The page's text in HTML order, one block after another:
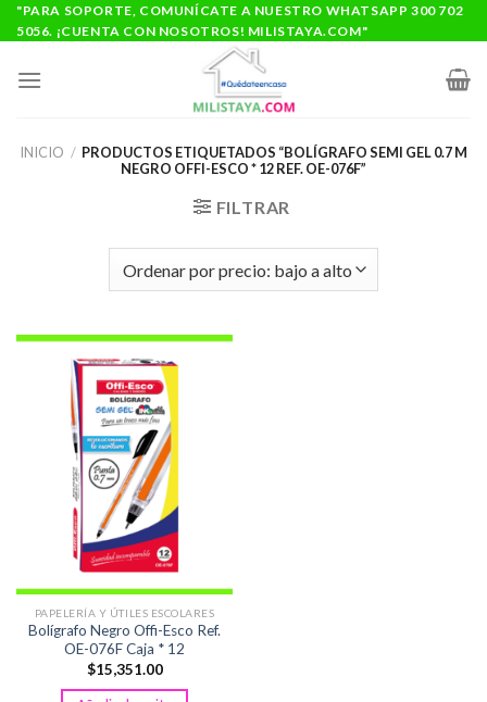
Saltar
al
"PARA SOPORTE, COMUNÍCATE A NUESTRO WHATSAPP 300 702
5056. ¡CUENTA CON NOSOTROS! MILISTAYA.COM"
INICIO / PRODUCTOS ETIQUETADOS “BOLÍGRAFO SEMI GEL 0.7 M
NEGRO OFFI-ESCO * 12 REF. OE-076F”
FILTRAR
PAPELERÍA Y ÚTILES ESCOLARES
Bolígrafo Negro Offi-Esco Ref.
OE-076F Caja * 12
$15,351.00